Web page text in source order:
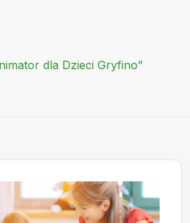
dla Dzieci Gryfino”